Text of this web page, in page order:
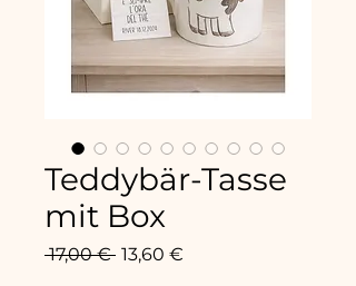
Teddybär-Tasse
mit Box
17,00 € Standardpreis
13,60 €